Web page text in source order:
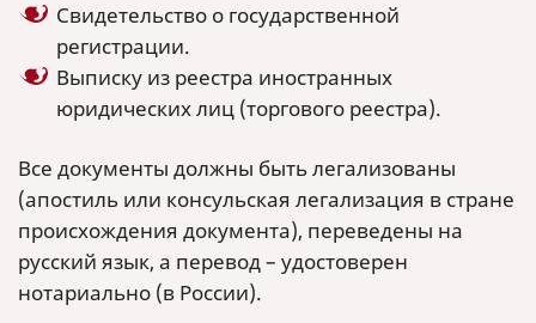
Свидетельство о государственной
регистрации.
Выписку из реестра иностранных
юридических лиц (торгового реестра).
Все документы должны быть легализованы
(апостиль или консульская легализация в стране
происхождения документа), переведены на
русский язык, а перевод – удостоверен
нотариально (в России).